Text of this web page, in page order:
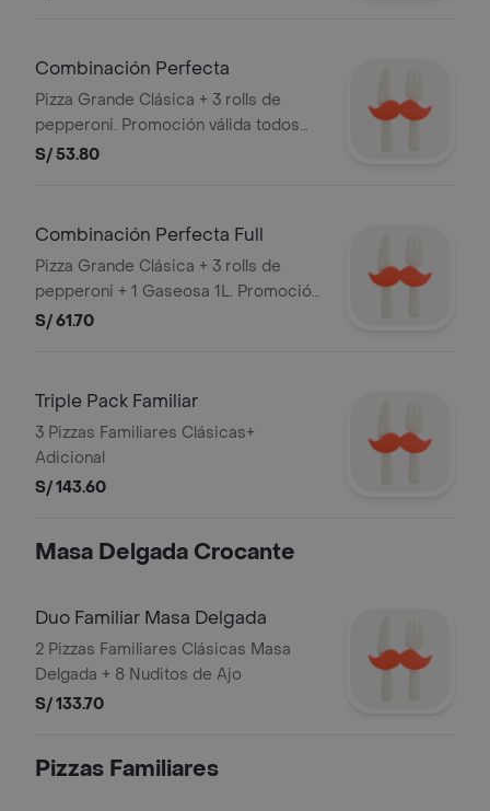
CORPORACION PERUANA DE
20505897812
Combinación Perfecta
Pizza Grande Clásica + 3 rolls de
pepperoni. Promoción válida todos
los días o hasta agotar stock. Stock
RAZON SOCIAL: CORPORACION
RUC: 20505897812
S/ 53.80
Combinación Perfecta Full
Pizza Grande Clásica + 3 rolls de
pepperoni + 1 Gaseosa 1L. Promoción
válida todos los días o hasta agotar
promociones. RAZON SOCIAL:
CORPORACION PERUANA DE
RESTAURANTES S.A.C. RUC:
20505897812
S/ 61.70
Triple Pack Familiar
3 Pizzas Familiares Clásicas+
Adicional
S/ 143.60
Masa Delgada Crocante
Duo Familiar Masa Delgada
2 Pizzas Familiares Clásicas Masa
Delgada + 8 Nuditos de Ajo
S/ 133.70
Pizzas Familiares